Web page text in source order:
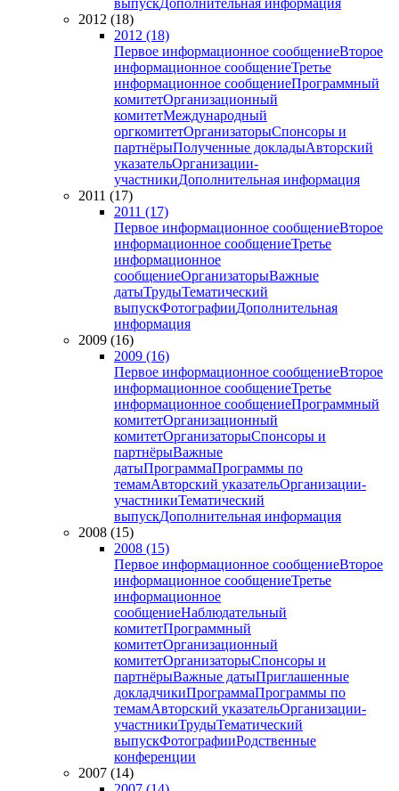
выпускДополнительная информация
2012 (18)
2012 (18)
Первое информационное сообщениеВторое
информационное сообщениеТретье
информационное сообщениеПрограммный
комитетОрганизационный
комитетМеждународный
оргкомитетОрганизаторыСпонсоры и
партнёрыПолученные докладыАвторский
указательОрганизации-
участникиДополнительная информация
2011 (17)
2011 (17)
Первое информационное сообщениеВторое
информационное сообщениеТретье
информационное
сообщениеОрганизаторыВажные
датыТрудыТематический
выпускФотографииДополнительная
информация
2009 (16)
2009 (16)
Первое информационное сообщениеВторое
информационное сообщениеТретье
информационное сообщениеПрограммный
комитетОрганизационный
комитетОрганизаторыСпонсоры и
партнёрыВажные
датыПрограммаПрограммы по
темамАвторский указательОрганизации-
участникиТематический
выпускДополнительная информация
2008 (15)
2008 (15)
Первое информационное сообщениеВторое
информационное сообщениеТретье
информационное
сообщениеНаблюдательный
комитетПрограммный
комитетОрганизационный
комитетОрганизаторыСпонсоры и
партнёрыВажные датыПриглашенные
докладчикиПрограммаПрограммы по
темамАвторский указательОрганизации-
участникиТрудыТематический
выпускФотографииРодственные
конференции
2007 (14)